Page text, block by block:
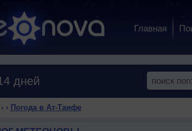
Главная
дней
› › Погода в Ат-Таифе